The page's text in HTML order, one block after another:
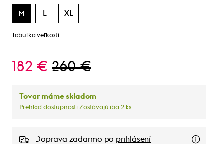
M L XL
Tabuľka veľkostí
182 € 260 €
Tovar máme skladom
Prehlaď dostupnosti Zostávajú iba 2 ks
Doprava zadarmo po prihlásení